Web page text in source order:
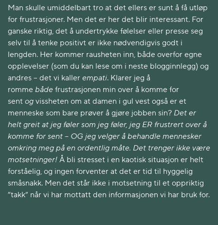
Man skulle umiddelbart tro at det ellers er sunt å få utløp
for frustrasjoner. Men det er her det blir interessant. For
ganske riktig, det å undertrykke følelser eller presse seg
selv til å tenke positivt er ikke nødvendigvis godt i
lengden. Her kommer rausheten inn, både overfor egne
opplevelser (som du kan lese om i neste blogginnlegg) og
andres – det vi kaller empati. Klarer jeg å
romme både frustrasjonen min over å komme for
sent og vissheten om at damen i gul vest også er et
menneske som bare prøver å gjøre jobben sin? Det er
helt greit at jeg føler som jeg føler, jeg ER frustrert over å
komme for sent – OG jeg velger å behandle mennesker
omkring meg på en ordentlig måte. Det trenger ikke være
motsetninger! Å bli stresset i en kaotisk situasjon er helt
forståelig, og ingen forventer at det er tid til hyggelig
småsnakk. Men det står ikke i motsetning til et oppriktig
”takk” når vi har mottatt den informasjonen vi har bruk for.